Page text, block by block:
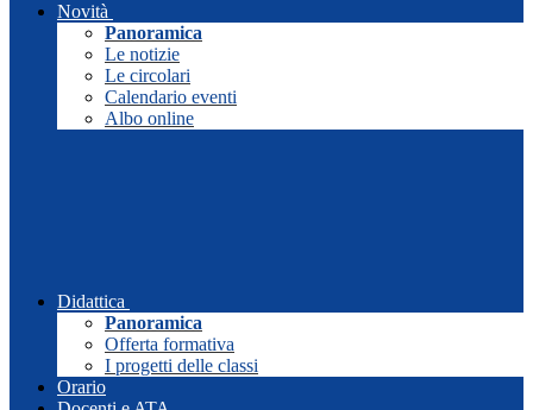
Novità
Panoramica
Le notizie
Le circolari
Calendario eventi
Albo online
Didattica
Panoramica
Offerta formativa
I progetti delle classi
Orario